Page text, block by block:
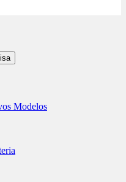
Modelos